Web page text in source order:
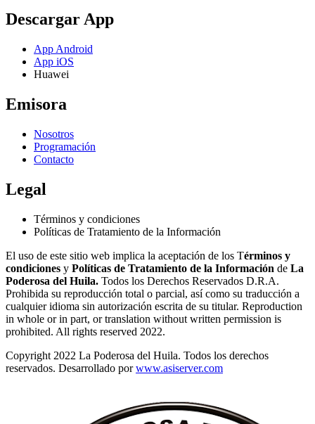
Descargar App
App Android
App iOS
Huawei
Emisora
Nosotros
Programación
Contacto
Legal
Términos y condiciones
Políticas de Tratamiento de la Información
El uso de este sitio web implica la aceptación de los Términos y
condiciones y Políticas de Tratamiento de la Información de La
Poderosa del Huila. Todos los Derechos Reservados D.R.A.
Prohibida su reproducción total o parcial, así como su traducción a
cualquier idioma sin autorización escrita de su titular. Reproduction
in whole or in part, or translation without written permission is
prohibited. All rights reserved 2022.
Copyright 2022 La Poderosa del Huila. Todos los derechos
reservados. Desarrollado porwww.asiserver.com